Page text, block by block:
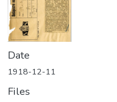
Date
1918-12-11
Files